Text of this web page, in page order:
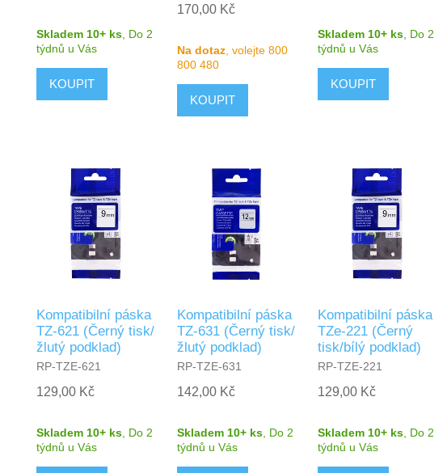
Skladem 10+ ks Do 2
týdnů u Vás
170,00 Kč
Na dotaz , volejte 800
800 480
Skladem 10+ ks Do 2
týdnů u Vás
Kompatibilní páska
TZ-621 (Černý tisk/
žlutý podklad)
RP-TZE-621
129,00 Kč
Skladem 10+ ks, Do 2
týdnů u Vás
Kompatibilní páska
TZ-631 (Černý tisk/
žlutý podklad)
RP-TZE-631
142,00 Kč
Skladem 10+ ks, Do 2
týdnů u Vás
Kompatibilní páska
TZe-221 (Černý
tisk/bílý podklad)
RP-TZE-221
129,00 Kč
Skladem 10+ ks, Do 2
týdnů u Vás